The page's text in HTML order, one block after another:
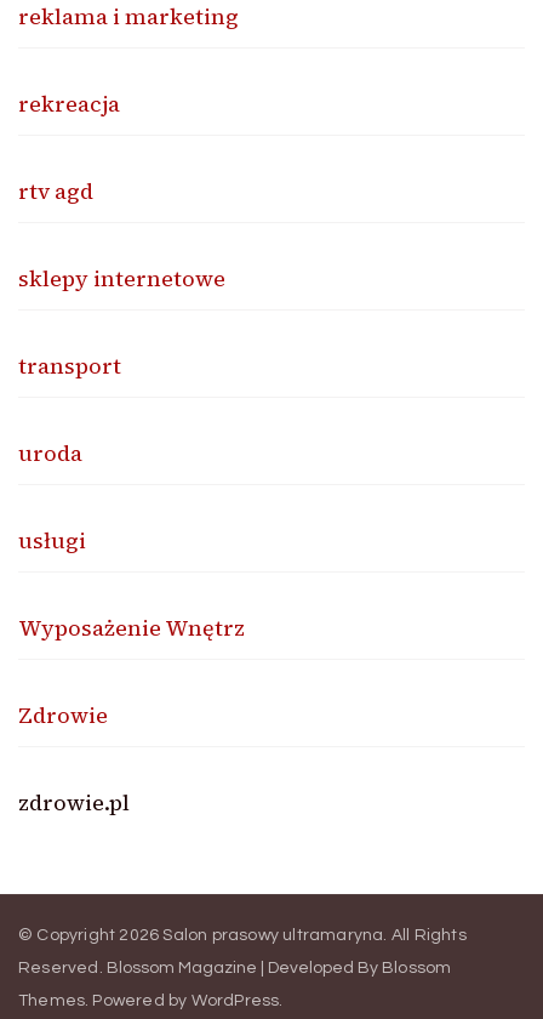
reklama i marketing
rekreacja
rtv agd
sklepy internetowe
transport
uroda
usługi
Wyposażenie Wnętrz
Zdrowie
zdrowie.pl
© Copyright 2026Salon prasowy ultramaryna. All Rights
Reserved. Blossom Magazine | Developed By Blossom
Themes. Powered by WordPress.